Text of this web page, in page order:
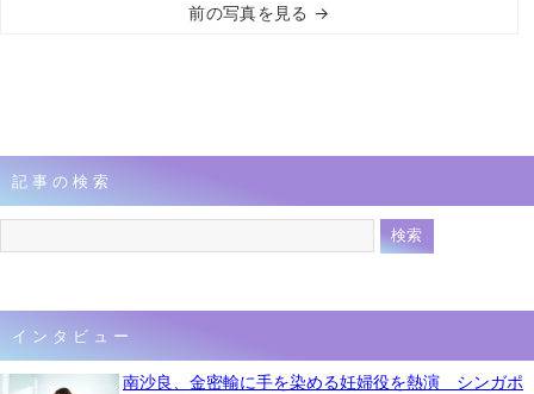
前の写真を見る →
記事の検索
インタビュー
南沙良、金密輸に手を染める妊婦役を熱演 シンガポ